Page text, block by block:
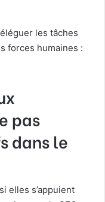
les tâches
forces humaines :
pas
dans le
elles s’appuient